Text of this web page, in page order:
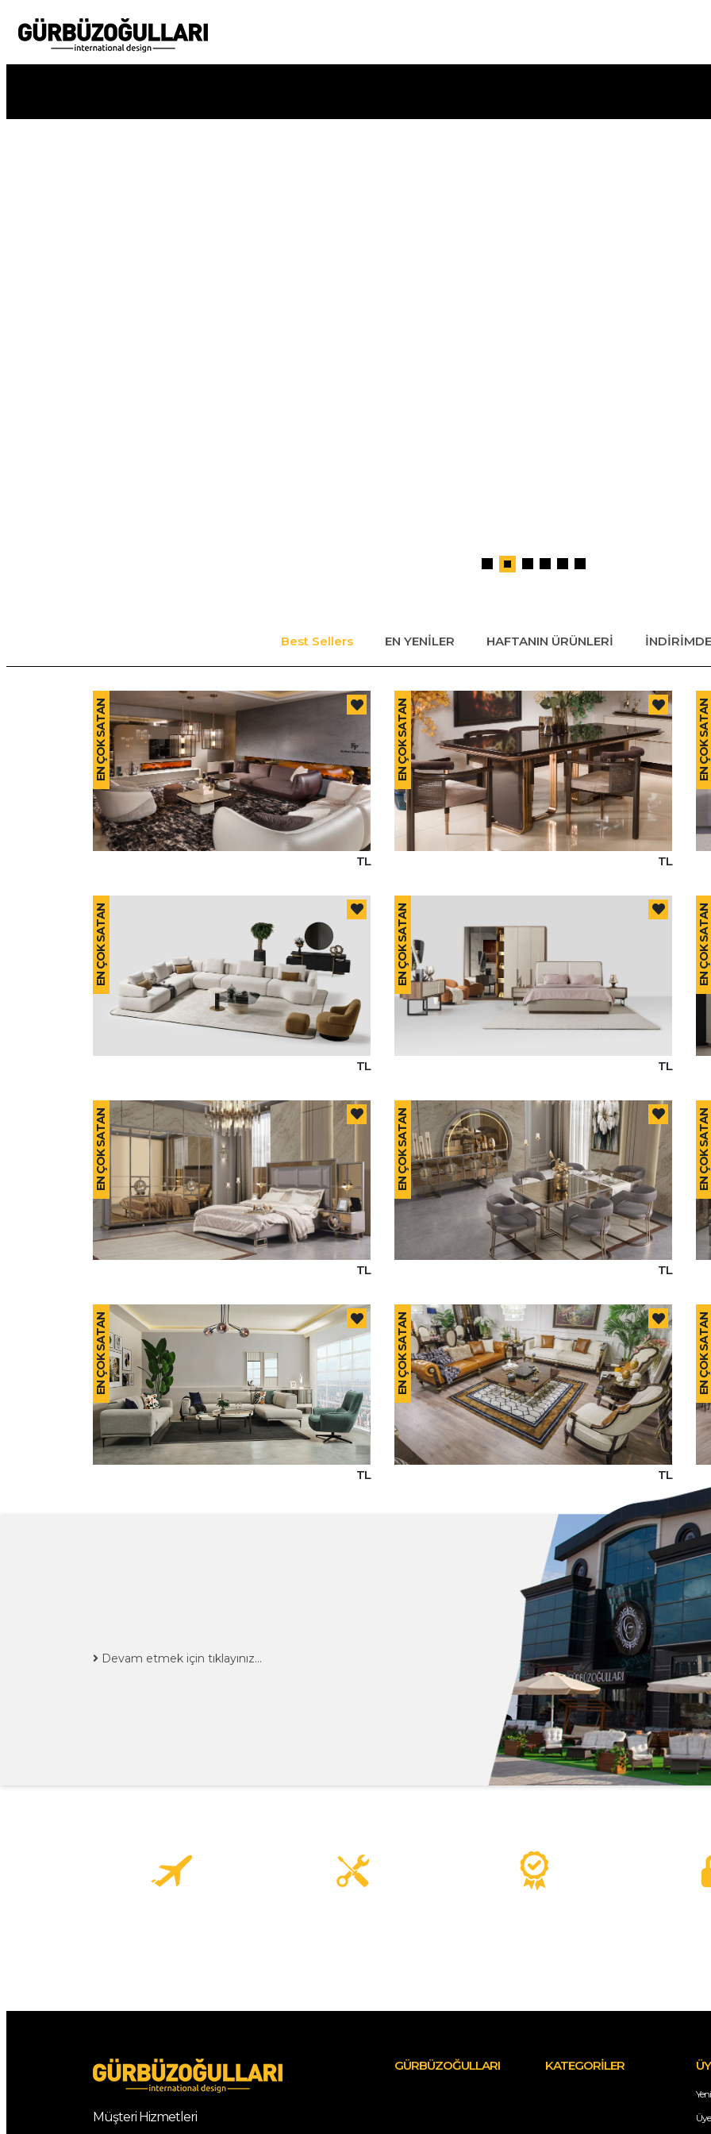
Best Sellers EN YENİLER HAFTANIN ÜRÜNLERİ
EN ÇOK SATAN
TL
EN ÇOK SATAN
TL
EN ÇOK SATAN
EN ÇOK SATAN
TL
EN ÇOK SATAN
TL
EN ÇOK SATAN
EN ÇOK SATAN
TL
EN ÇOK SATAN
TL
EN ÇOK SATAN
EN ÇOK SATAN
TL
EN ÇOK SATAN
TL
EN ÇOK SATAN
Devam etmek için tıklayınız...
Müşteri Hizmetleri
GÜRBÜZOĞULLARI KATEGORİLER